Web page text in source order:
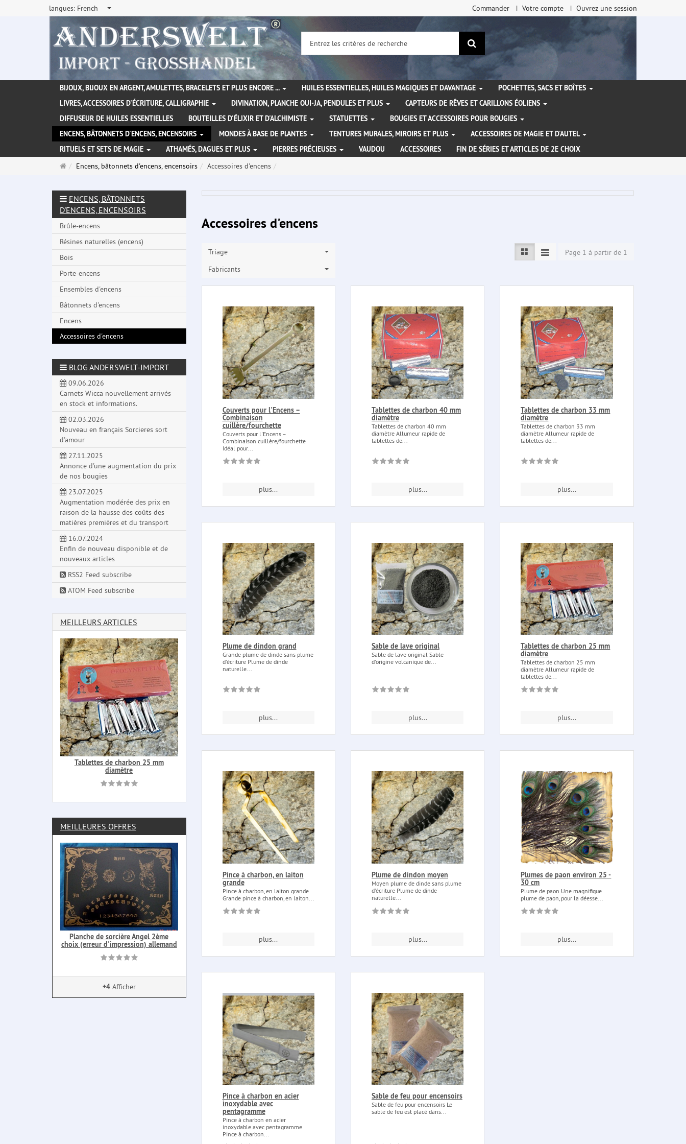
langues: French Commander Votre compte Ouvrez une session
Rechercher
BIJOUX, BIJOUX EN ARGENT, AMULETTES, BRACELETS ET PLUS ENCORE ... HUILES ESSENTIELLES, HUILES MAGIQUES ET DAVANTAGE
POCHETTES, SACS ET BOÎTES
LIVRES, ACCESSOIRES D'ÉCRITURE, CALLIGRAPHIE
DIVINATION, PLANCHE OUI-JA, PENDULES ET PLUS
CAPTEURS DE RÊVES ET CARILLONS ÉOLIENS
DIFFUSEUR DE HUILES ESSENTIELLES
BOUTEILLES D'ÉLIXIR ET D'ALCHIMISTE STATUETTES
BOUGIES ET ACCESSOIRES POUR BOUGIES
ENCENS, BÂTONNETS D'ENCENS, ENCENSOIRS
MONDES À BASE DE PLANTES TENTURES MURALES, MIROIRS ET PLUS
ACCESSOIRES DE MAGIE ET D'AUTEL
RITUELS ET SETS DE MAGIE
ATHAMÉS, DAGUES ET PLUS PIERRES PRÉCIEUSES VAUDOU ACCESSOIRES
FIN DE SÉRIES ET ARTICLES DE 2E CHOIX
PageEncens, bâtonnets d'encens, encensoirs Accessoires d'encens
Accessoires d'encens
Triage
Fabricants
Page 1 à partir de 1
Couverts pour l'Encens –
Combinaison
cuillère/fourchette
Couverts pour l'Encens –
Combinaison cuillère/fourchette
Idéal pour...
plus...
Tablettes de charbon 40 mm
diamètre
Tablettes de charbon 40 mm
diamètre Allumeur rapide de
tablettes de...
plus...
Tablettes de charbon 33 mm
diamètre
Tablettes de charbon 33 mm
diamètre Allumeur rapide de
tablettes de...
plus...
Plume de dindon grand
Grande plume de dinde sans plume
d'écriture Plume de dinde
naturelle...
plus...
Sable de lave original
Sable de lave original Sable
d'origine volcanique de...
plus...
Tablettes de charbon 25 mm
diamètre
Tablettes de charbon 25 mm
diamètre Allumeur rapide de
tablettes de...
plus...
Pince à charbon, en laiton
grande
Pince à charbon, en laiton grande
Grande pince à charbon, en laiton...
plus...
Plume de dindon moyen
Moyen plume de dinde sans plume
d'écriture Plume de dinde
naturelle...
plus...
Plumes de paon environ 25 -
30 cm
Plume de paon Une magnifique
plume de paon, pour la déesse...
plus...
Pince à charbon en acier
inoxydable avec
pentagramme
Pince à charbon en acier
inoxydable avec pentagramme
Pince à charbon...
Sable de feu pour encensoirs
Sable de feu pour encensoirs Le
sable de feu est placé dans...
ENCENS, BÂTONNETS
D'ENCENS, ENCENSOIRS
Brûle-encens
Résines naturelles (encens)
Bois
Porte-encens
Ensembles d'encens
Bâtonnets d'encens
Encens
Accessoires d'encens
BLOG ANDERSWELT-IMPORT
09.06.2026
Carnets Wicca nouvellement arrivés
en stock et informations.
02.03.2026
Nouveau en français Sorcieres sort
d'amour
27.11.2025
Annonce d'une augmentation du prix
de nos bougies
23.07.2025
Augmentation modérée des prix en
raison de la hausse des coûts des
matières premières et du transport
16.07.2024
Enfin de nouveau disponible et de
nouveaux articles
RSS2 Feed subscribe
ATOM Feed subscribe
MEILLEURS ARTICLES
Tablettes de charbon 25 mm
diamètre
MEILLEURES OFFRES
Planche de sorcière Angel 2ème
choix (erreur d'impression) allemand
+4Afficher